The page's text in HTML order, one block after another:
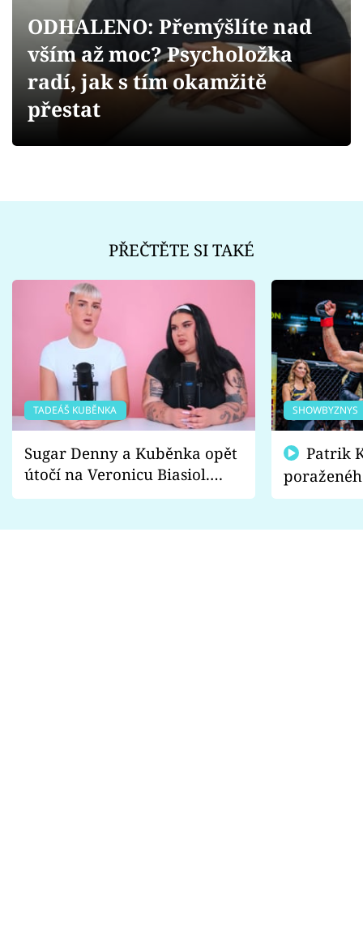
Videa
Sledujte prima+
ODHALENO: Přemýšlíte nad
vším až moc? Psycholožka
radí, jak s tím okamžitě
přestat
PŘEČTĚTE SI TAKÉ
TADEÁŠ KUBĚNKA
Sugar Denny a Kuběnka opět
útočí na Veronicu Biasiol.
Proč je podle nich falešná a
SHOWBYZNYS
fanoušci